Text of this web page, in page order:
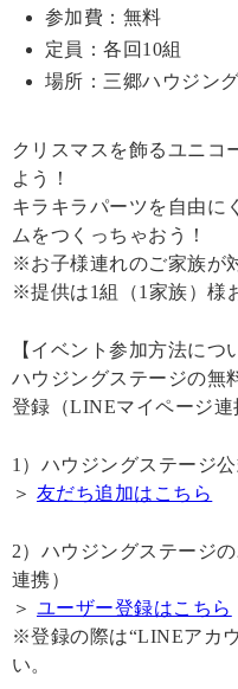
参加費：無料
定員：各回10組
場所：三郷ハウジン
クリスマスを飾るユニコ
よう！
キラキラパーツを自由に
ムをつくっちゃおう！
※お子様連れのご家族が
※提供は1組（1家族）様
【イベント参加方法につ
ハウジングステージの無
登録（LINEマイページ連
1）ハウジングステージ
＞ 友だち追加はこちら
2）ハウジングステージ
連携）
＞ ユーザー登録はこちら
※登録の際は“LINEアカ
い。